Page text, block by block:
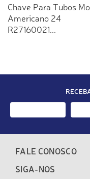
Chave Para Tubos
Americano 24
R27160021...
FALE CONOSCO
SIGA-NOS